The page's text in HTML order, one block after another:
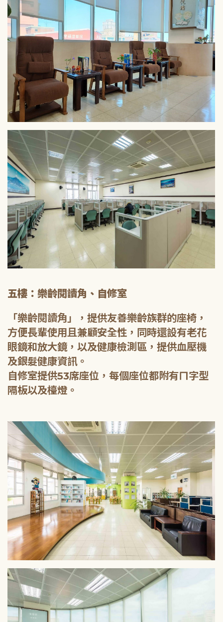
五樓：樂齡閱讀角、自修室
「樂齡閱讀角」，提供友善樂齡族群的座椅，
方便長輩使用且兼顧安全性，同時還設有老花
眼鏡和放大鏡，以及健康檢測區，提供血壓機
及銀髮健康資訊。
自修室提供53席座位，每個座位都附有ㄇ字型